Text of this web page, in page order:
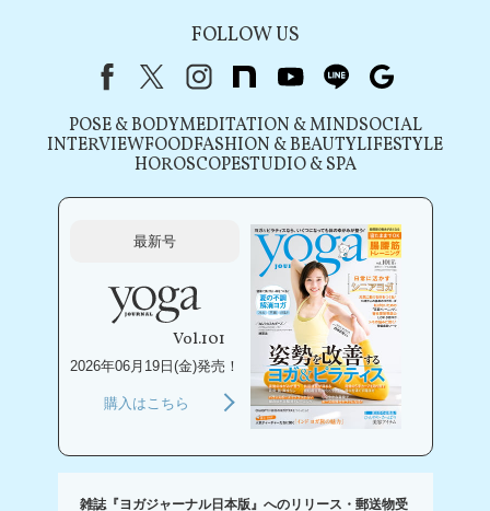
FOLLOW US
FacebookX（旧Twitter）
instagram
note youtubeline
POSE & BODYMEDITATION & MINDSOCIAL
INTERVIEWFOODFASHION & BEAUTYLIFESTYLE
HOROSCOPESTUDIO & SPA
最新号
Vol.101
2026年06月19日(金)発売！
購入はこちら
雑誌『ヨガジャーナル日本版』へのリリース・郵送物受